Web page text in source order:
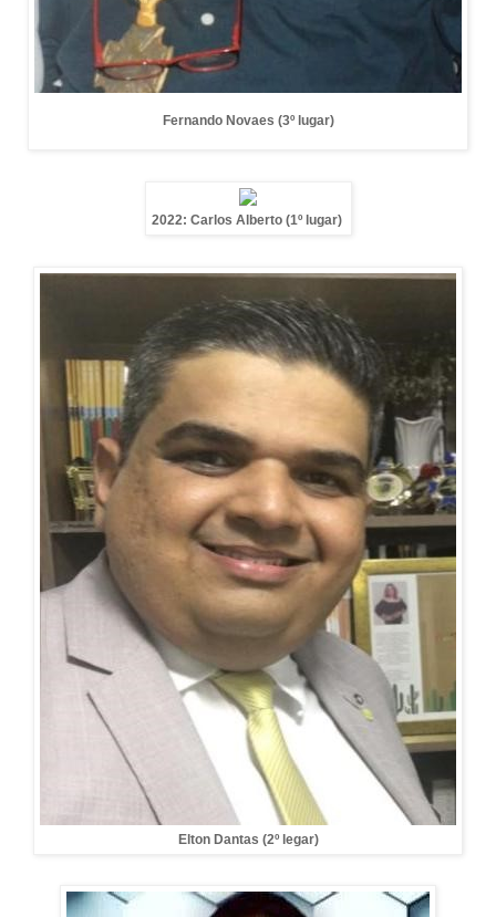
Fernando Novaes (3º lugar)
2022: Carlos Alberto (1º lugar)
Elton Dantas (2º legar)